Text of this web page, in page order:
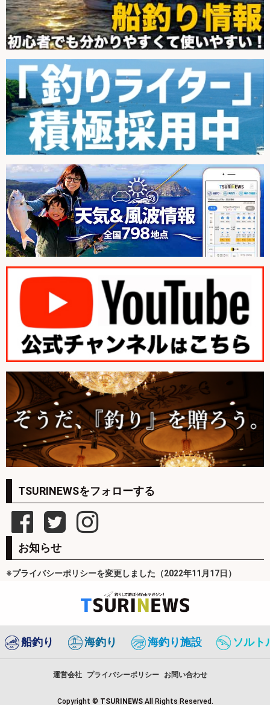
TSURINEWSをフォローする
お知らせ
※プライバシーポリシーを変更しました（2022年11月17日）
船釣り 海釣り 海釣り施設 ソルト
運営会社 プライバシーポリシー お問い合わせ
Copyright © TSURINEWS All Rights Reserved.